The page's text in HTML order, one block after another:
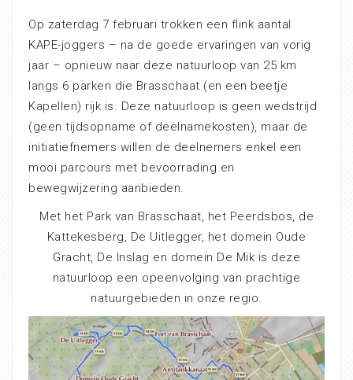
Op zaterdag 7 februari trokken een flink aantal
KAPE-joggers – na de goede ervaringen van vorig
jaar – opnieuw naar deze natuurloop van 25 km
langs 6 parken die Brasschaat (en een beetje
Kapellen) rijk is. Deze natuurloop is geen wedstrijd
(geen tijdsopname of deelnamekosten), maar de
initiatiefnemers willen de deelnemers enkel een
mooi parcours met bevoorrading en
bewegwijzering aanbieden.
Met het Park van Brasschaat, het Peerdsbos, de
Kattekesberg, De Uitlegger, het domein Oude
Gracht, De Inslag en domein De Mik is deze
natuurloop een opeenvolging van prachtige
natuurgebieden in onze regio.